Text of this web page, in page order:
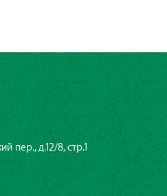
пер., д.12/8, стр.1